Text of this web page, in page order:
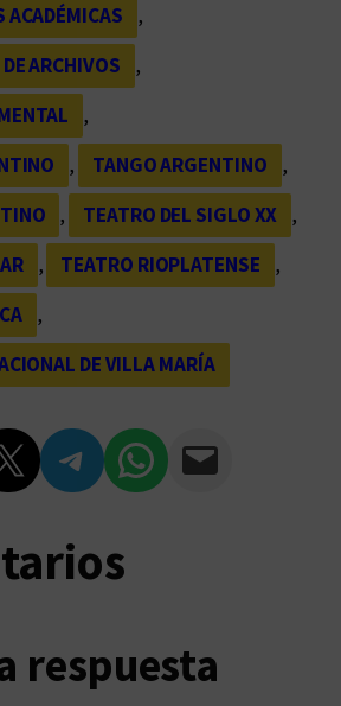
ACADÉMICAS
,
ARCHIVOS
,
,
, TANGO ARGENTINO
,
, TEATRO DEL SIGLO XX
,
, TEATRO RIOPLATENSE
,
,
DE VILLA MARÍA
Compartir en Telegram Compartir en WhatsApp Compartir vía Email
respuesta